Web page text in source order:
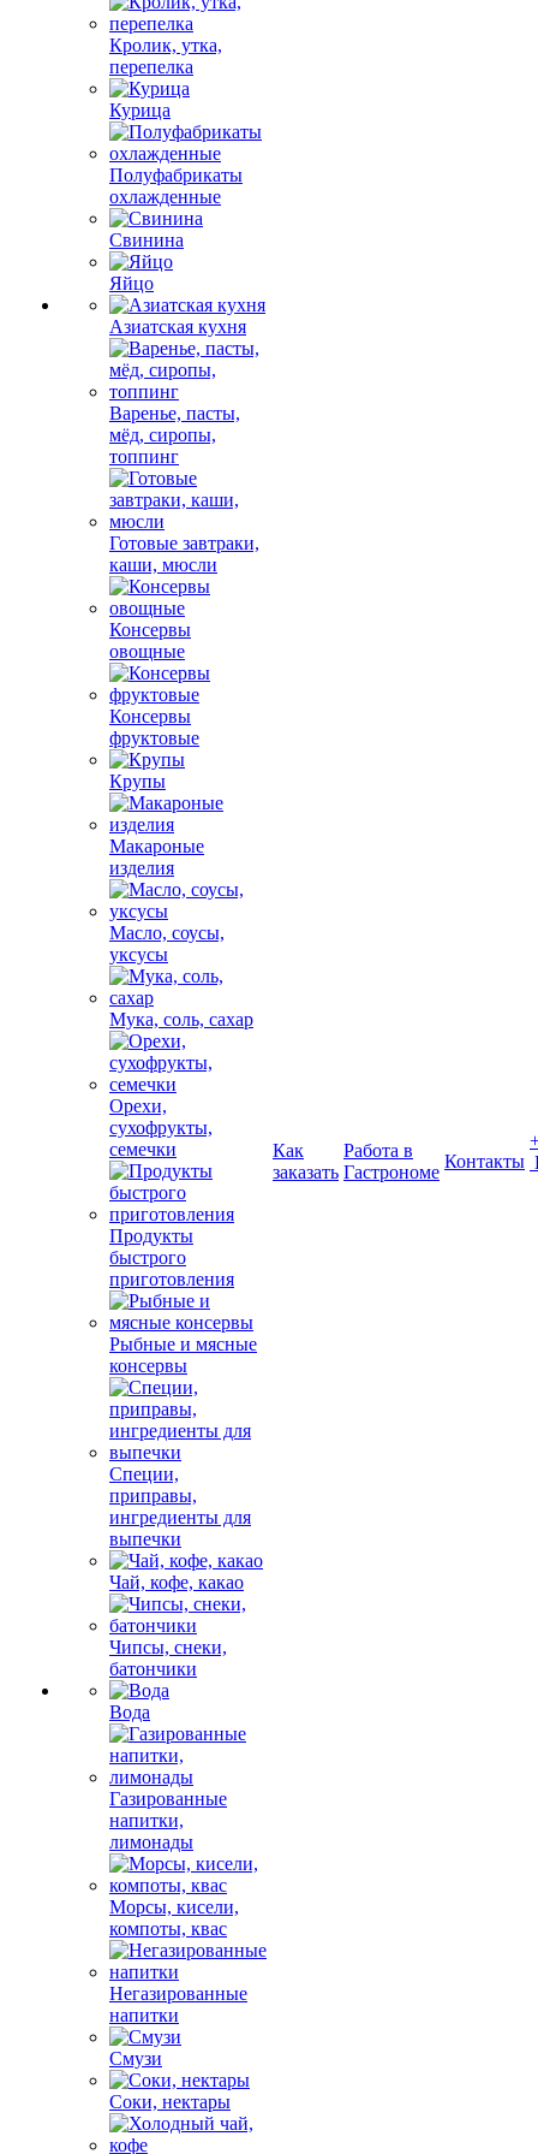
Кролик, утка,
перепелка
Курица
Полуфабрикаты
охлажденные
Свинина
Яйцо
Азиатская кухня
Варенье, пасты,
мёд, сиропы,
топпинг
Готовые завтраки,
каши, мюсли
Консервы
овощные
Консервы
фруктовые
Крупы
Макароные
изделия
Масло, соусы,
уксусы
Мука, соль, сахар
Орехи,
сухофрукты,
семечки
Продукты
быстрого
приготовления
Рыбные и мясные
консервы
Специи,
приправы,
ингредиенты для
выпечки
Чай, кофе, какао
Чипсы, снеки,
батончики
Вода
Газированные
напитки,
лимонады
Морсы, кисели,
компоты, квас
Негазированные
напитки
Смузи
Соки, нектары
Как
заказать
Работа в
Гастрономе
Контакты